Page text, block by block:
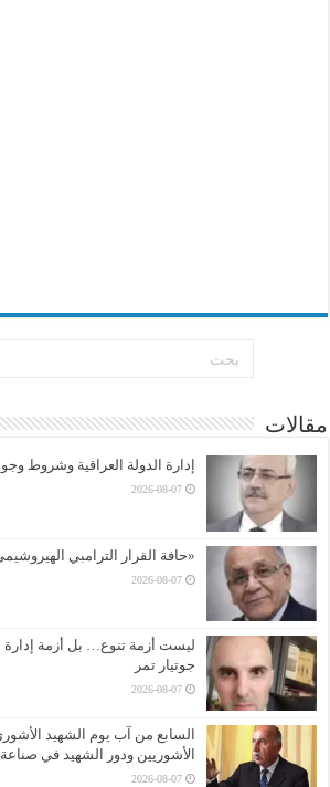
مقالات
إدارة الدولة العراقية وشروط
2026-08-07
«حافة القرار الترامبي
2026-08-07
ليست أزمة تنوع… بل أزمة إدارة
جوتيار تمر
2026-08-07
السابع من آب يوم الشهيد
الأشوريين ودور الشهيد في
2026-08-07